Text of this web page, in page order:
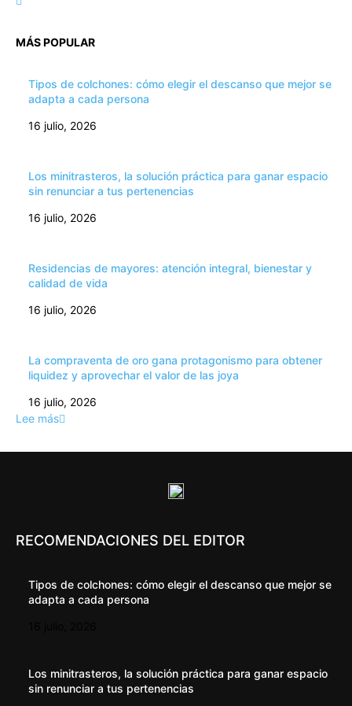
MÁS POPULAR
Tipos de colchones: cómo elegir el descanso que mejor se
adapta a cada persona
16 julio, 2026
Los minitrasteros, la solución práctica para ganar espacio
sin renunciar a tus pertenencias
16 julio, 2026
Residencias de mayores: atención integral, bienestar y
calidad de vida
16 julio, 2026
La compraventa de oro gana protagonismo para obtener
liquidez y aprovechar el valor de las joya
16 julio, 2026
Lee más
RECOMENDACIONES DEL EDITOR
Tipos de colchones: cómo elegir el descanso que mejor se
adapta a cada persona
Los minitrasteros, la solución práctica para ganar espacio
sin renunciar a tus pertenencias